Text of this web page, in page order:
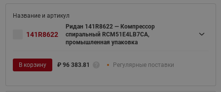
141R8622
Ридан 141R8622 — Компрессор
спиральный RCM51E4LB7CA,
промышленная упаковка
В корзину ₽ 96 383.81 Регулярные поставки